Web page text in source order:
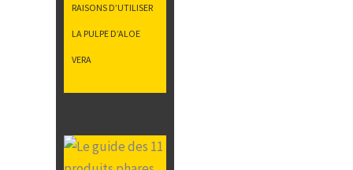
RAISONS D’UTILISER
LA PULPE D’ALOE
VERA